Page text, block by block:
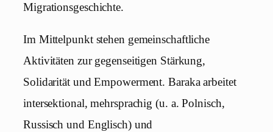
Migrationsgeschichte.
Im Mittelpunkt stehen gemeinschaftliche
Aktivitäten zur gegenseitigen Stärkung,
Solidarität und Empowerment. Baraka arbeitet
intersektional, mehrsprachig (u. a. Polnisch,
Russisch und Englisch) und